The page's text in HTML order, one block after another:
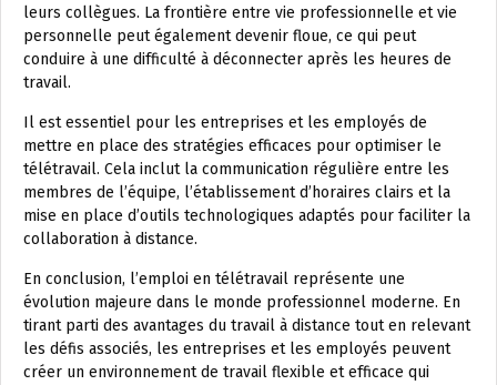
leurs collègues. La frontière entre vie professionnelle et vie
personnelle peut également devenir floue, ce qui peut
conduire à une difficulté à déconnecter après les heures de
travail.
Il est essentiel pour les entreprises et les employés de
mettre en place des stratégies efficaces pour optimiser le
télétravail. Cela inclut la communication régulière entre les
membres de l’équipe, l’établissement d’horaires clairs et la
mise en place d’outils technologiques adaptés pour faciliter la
collaboration à distance.
En conclusion, l’emploi en télétravail représente une
évolution majeure dans le monde professionnel moderne. En
tirant parti des avantages du travail à distance tout en relevant
les défis associés, les entreprises et les employés peuvent
créer un environnement de travail flexible et efficace qui